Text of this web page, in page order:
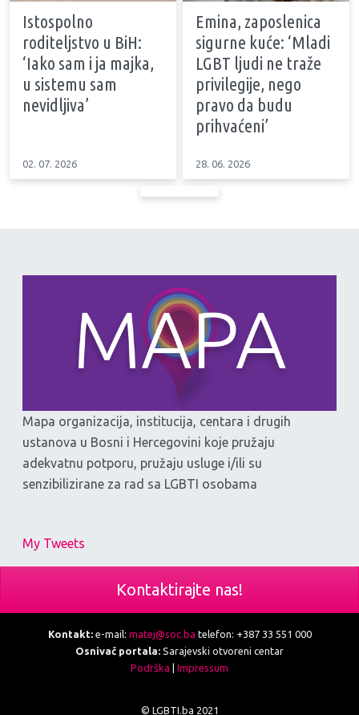
Istospolno
roditeljstvo u BiH:
‘Iako sam i ja majka,
u sistemu sam
nevidljiva’
02. 07. 2026
Emina, zaposlenica
sigurne kuće: ‘Mladi
LGBT ljudi ne traže
privilegije, nego
pravo da budu
prihvaćeni’
28. 06. 2026
Mapa organizacija, institucija, centara i drugih
ustanova u Bosni i Hercegovini koje pružaju
adekvatnu potporu, pružaju usluge i/ili su
senzibilizirane za rad sa LGBTI osobama
My Tweets
Kontaktirajte nas!
Kontakt:e-mail: matej@soc.ba telefon: +387 33 551 000
Osnivač portala: Sarajevski otvoreni centar
Podrška | Impressum
© LGBTI.ba 2021